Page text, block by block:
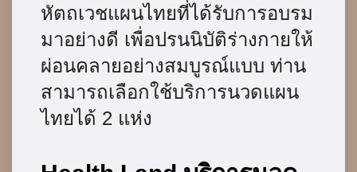
หัตถเวชแผนไทยที่ได้รับการอบรม
มาอย่างดี เพื่อปรนนิบัติร่างกายให้
ผ่อนคลายอย่างสมบูรณ์แบบ ท่าน
สามารถเลือกใช้บริการนวดแผน
ไทยได้ 2 แห่ง